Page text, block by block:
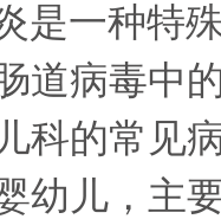
是一种特
道病毒中
科的常见
幼儿，主